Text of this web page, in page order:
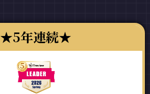
5年連続